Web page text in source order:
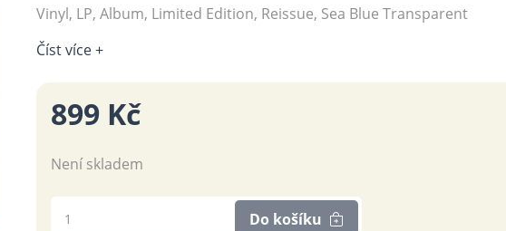
Vinyl, LP, Album, Limited Edition, Reissue, Sea Blue Transparent
Číst více +
899 Kč
Není skladem
Do košíku